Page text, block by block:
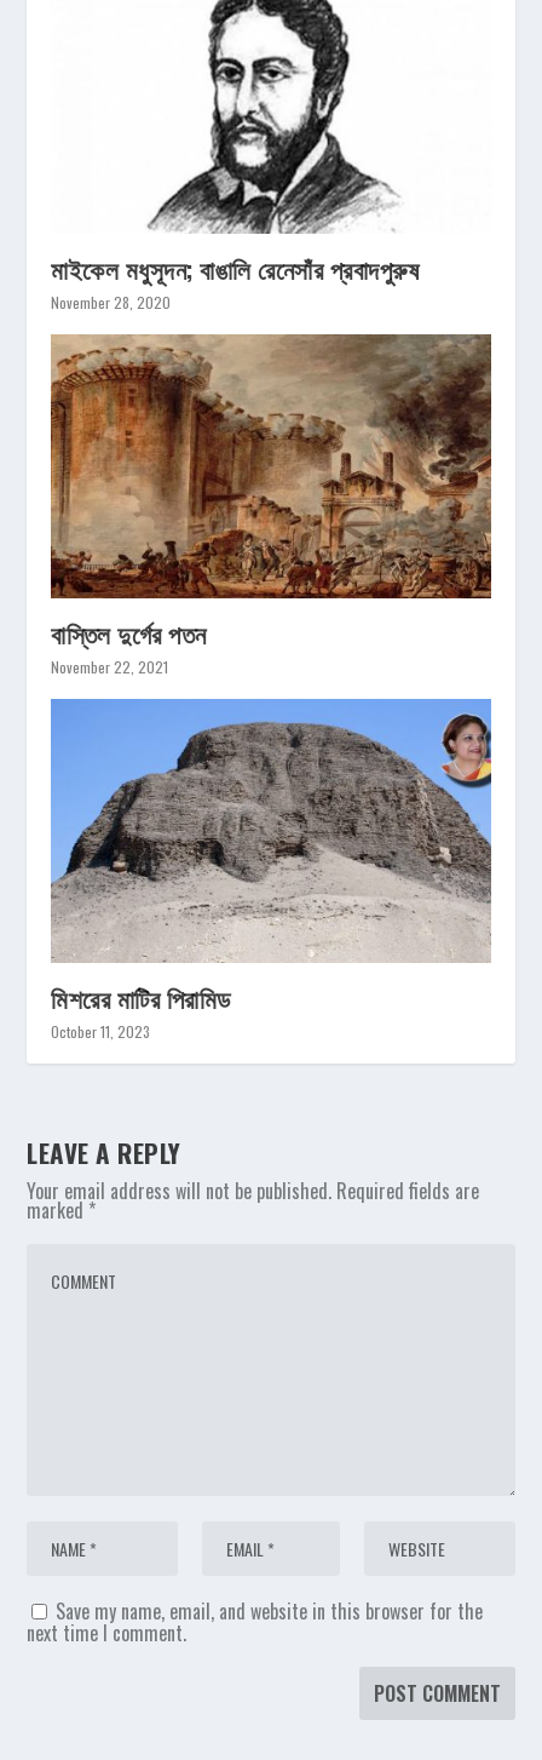
মাইকেল মধুসূদন; বাঙালি রেনেসাঁর প্রবাদপুরুষ
November 28, 2020
বাস্তিল দুর্গের পতন
November 22, 2021
মিশরের মাটির পিরামিড
October 11, 2023
LEAVE A REPLY
Your email address will not be published. Required fields are
marked *
Save my name, email, and website in this browser for the
next time I comment.